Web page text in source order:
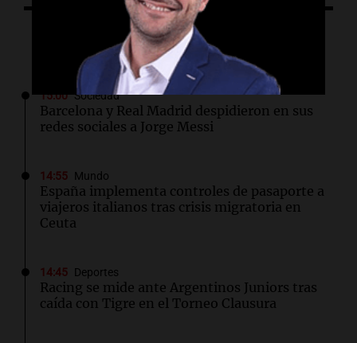
Lo último
15:00 Sociedad
Barcelona y Real Madrid despidieron en sus
redes sociales a Jorge Messi
14:55 Mundo
España implementa controles de pasaporte a
viajeros italianos tras crisis migratoria en
Ceuta
14:45 Deportes
Racing se mide ante Argentinos Juniors tras
caída con Tigre en el Torneo Clausura